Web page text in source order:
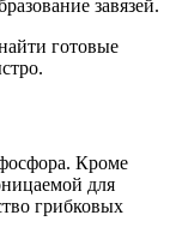
завязей.
готовые
Кроме
для
грибковых